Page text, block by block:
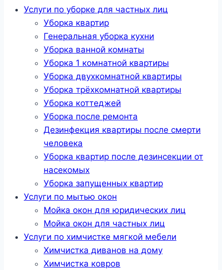
Услуги по уборке для частных лиц
Уборка квартир
Генеральная уборка кухни
Уборка ванной комнаты
Уборка 1 комнатной квартиры
Уборка двухкомнатной квартиры
Уборка трёхкомнатной квартиры
Уборка коттеджей
Уборка после ремонта
Дезинфекция квартиры после смерти
человека
Уборка квартир после дезинсекции от
насекомых
Уборка запущенных квартир
Услуги по мытью окон
Мойка окон для юридических лиц
Мойка окон для частных лиц
Услуги по химчистке мягкой мебели
Химчистка диванов на дому
Химчистка ковров